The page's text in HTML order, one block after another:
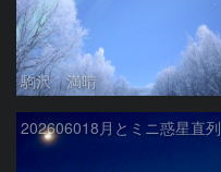
駒沢 満晴
202606018月とミニ惑星直列